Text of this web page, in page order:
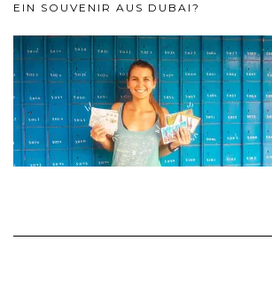
EIN SOUVENIR AUS DUBAI?